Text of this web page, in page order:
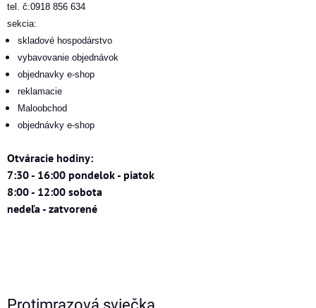
tel. č:0918 856 634
sekcia:
skladové hospodárstvo
vybavovanie objednávok
objednavky e-shop
reklamacie
Maloobchod
objednávky e-shop
Otváracie hodiny:
7:30 - 16:00 pondelok - piatok
8:00 - 12:00 sobota
nedeľa - zatvorené